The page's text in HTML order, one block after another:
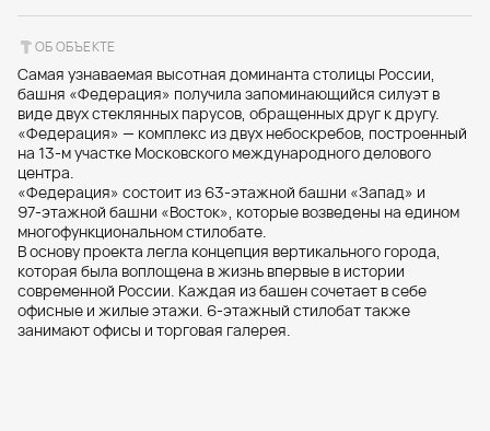
ОБ ОБЪЕКТЕ
Самая узнаваемая высотная доминанта столицы России,
башня «Федерация» получила запоминающийся силуэт в
виде двух стеклянных парусов, обращенных друг к другу.
«Федерация» — комплекс из двух небоскребов, построенный
на 13‑м участке Московского международного делового
центра.
«Федерация» состоит из 63‑этажной башни «Запад» и
97‑этажной башни «Восток», которые возведены на едином
многофункциональном стилобате.
В основу проекта легла концепция вертикального города,
которая была воплощена в жизнь впервые в истории
современной России. Каждая из башен сочетает в себе
офисные и жилые этажи. 6‑этажный стилобат также
занимают офисы и торговая галерея.